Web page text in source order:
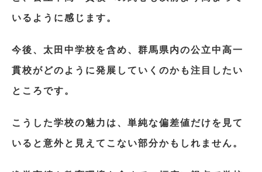
いるように感じます。
今後、太田中学校を含め、群馬県内の公立中高一
貫校がどのように発展していくのかも注目したい
ところです。
こうした学校の魅力は、単純な偏差値だけを見て
いると意外と見えてこない部分かもしれません。